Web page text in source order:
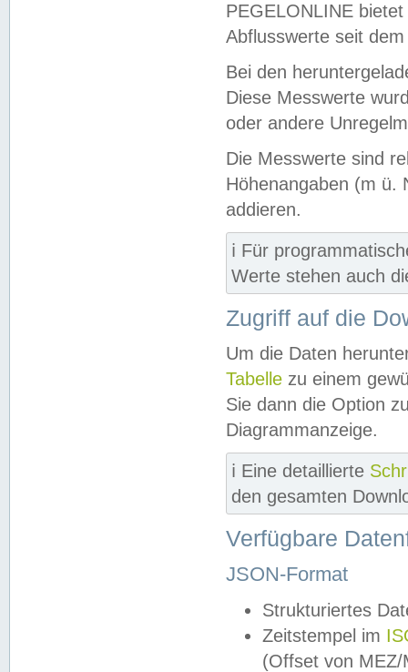
PEGELONLINE
Abflusswerte seit
Bei den
Diese Messwerte
oder andere
Die Messwerte sind
Höhenangaben (m ü.
addieren.
ℹ️ Für
Werte stehen auch
Zugriff auf die
Um die Daten
Tabelle zu einem
Sie dann die Option
Diagrammanzeige.
ℹ️ Eine detaillierte
den gesamten
Verfügbare
JSON-Format
Strukturiertes
Zeitstempel im
(Offset von MEZ/